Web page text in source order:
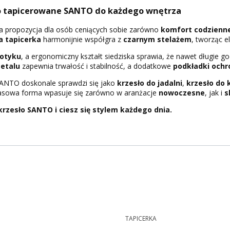
SANTO do każdego wnętrza
propozycja dla osób ceniących sobie zarówno komfort
tapicerka harmonijnie współgra z czarnym stelażem, tworząc
, a ergonomiczny kształt siedziska sprawia, że nawet długie
zapewnia trwałość i stabilność, a dodatkowe podkładki
doskonale sprawdzi się jako krzesło do jadalni, krzesło do
forma wpasuje się zarówno w aranżacje nowoczesne, jak i
SANTO i ciesz się stylem każdego dnia.
TAPICERKA